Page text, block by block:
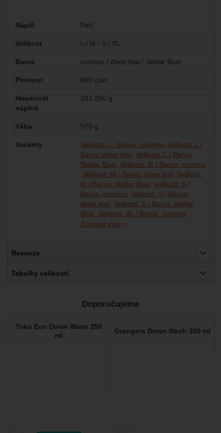
Parametry
Náplň Peří
Velikost L / M / S / XL
Barva cosmos / deep teal / Stellar Blue
Plnivost 800 cuin
Hmotnost
náplně
201-250 g
Váha 570 g
Varianty Velikost: L / Barva: cosmos Velikost: L /
Barva: deep teal Velikost: L / Barva:
Stellar Blue Velikost: M / Barva: cosmos
Velikost: M / Barva: deep teal Velikost:
M / Barva: Stellar Blue Velikost: S /
Barva: cosmos Velikost: S / Barva:
deep teal Velikost: S / Barva: Stellar
Blue Velikost: XL / Barva: cosmosVelikost:
Velikost:
Zobrazit více
Recenze
Nebyla přidána žádná recenze.
Tabulky velikostí
Doporučujeme
Toko Eco Down Wash 250
ml
Grangers Down Wash 300 ml